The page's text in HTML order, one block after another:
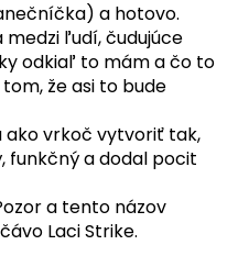
a hotovo.
medzi ľudí, čudujúce
odkiaľ to mám a čo to
že asi to bude
ako vrkoč vytvoriť tak,
funkčný a dodal pocit
a tento názov
Laci Strike.